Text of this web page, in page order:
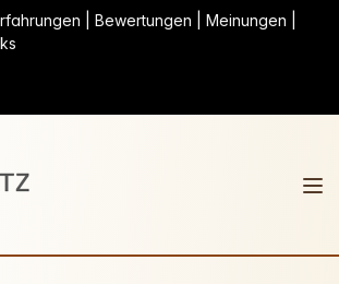
| Bewertungen | Meinungen |